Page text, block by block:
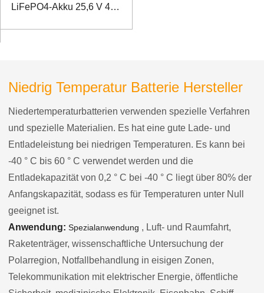
LiFePO4-Akku 25,6 V 40
Niedrig Temperatur Batterie Hersteller
Niedertemperaturbatterien verwenden spezielle Verfahren
und spezielle Materialien. Es hat eine gute Lade- und
Entladeleistung bei niedrigen Temperaturen. Es kann bei
-40 ° C bis 60 ° C verwendet werden und die
Entladekapazität von 0,2 ° C bei -40 ° C liegt über 80% der
Anfangskapazität, sodass es für Temperaturen unter Null
geeignet ist.
Anwendung: Spezialanwendung , Luft- und Raumfahrt,
Raketenträger, wissenschaftliche Untersuchung der
Polarregion, Notfallbehandlung in eisigen Zonen,
Telekommunikation mit elektrischer Energie, öffentliche